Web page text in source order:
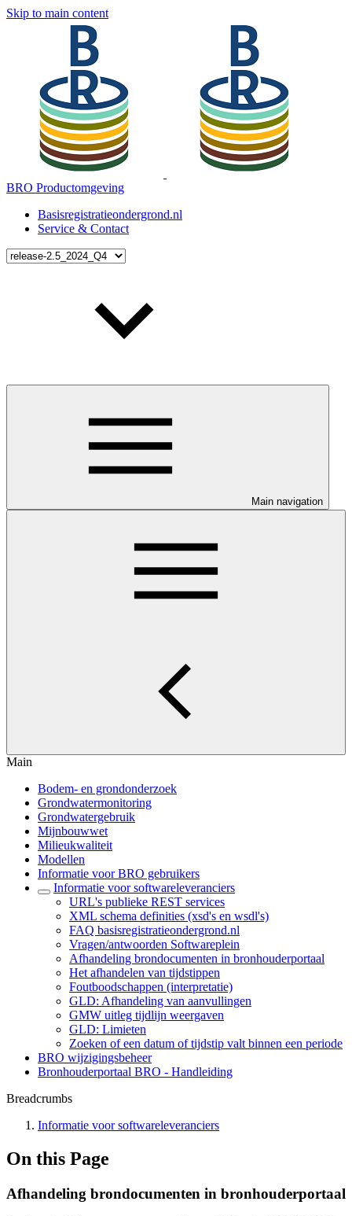
Skip to main content
BRO Productomgeving
Basisregistratieondergrond.nl
Service & Contact
Main navigation
Main
Bodem- en grondonderzoek
Grondwatermonitoring
Grondwatergebruik
Mijnbouwwet
Milieukwaliteit
Modellen
Informatie voor BRO gebruikers
Informatie voor softwareleveranciers
URL's publieke REST services
XML schema definities (xsd's en wsdl's)
FAQ basisregistratieondergrond.nl
Vragen/antwoorden Softwareplein
Afhandeling brondocumenten in bronhouderportaal
Het afhandelen van tijdstippen
Foutboodschappen (interpretatie)
GLD: Afhandeling van aanvullingen
GMW uitleg tijdlijn weergaven
GLD: Limieten
Zoeken of een datum of tijdstip valt binnen een periode
BRO wijzigingsbeheer
Bronhouderportaal BRO - Handleiding
Breadcrumbs
Informatie voor softwareleveranciers
On this Page
Afhandeling brondocumenten in bronhouderportaal